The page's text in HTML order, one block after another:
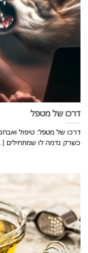
דרכו של מטפל
דרכו של מטפל: טיפול
כשרק נדמה לו שמתחילים